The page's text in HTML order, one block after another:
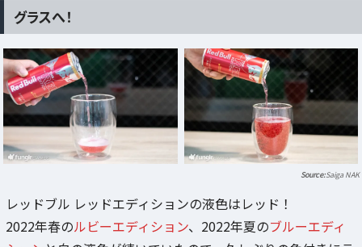
グラスへ！
Saiga NAK
レッドブル レッドエディションの液色はレッド！
2022年春のルビーエディション、2022年夏のブルーエディ